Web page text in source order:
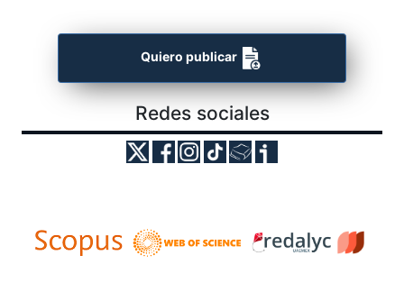
Quiero publicar
Redes sociales